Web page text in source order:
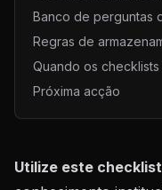
Banco de perguntas
Regras de
Quando os checklists
Próxima acção
Utilize este